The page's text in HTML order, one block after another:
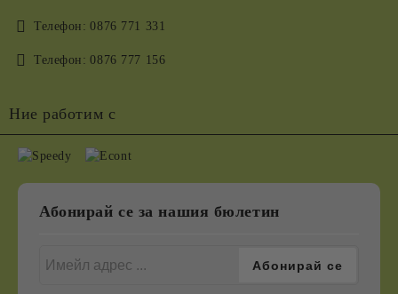
Телефон: 0876 771 331
Телефон: 0876 777 156
Ние работим с
Абонирай се за нашия бюлетин